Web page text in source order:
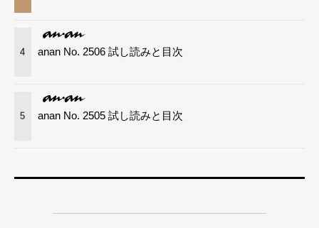
4 anan No. 2506 試し読みと目次
5 anan No. 2505 試し読みと目次